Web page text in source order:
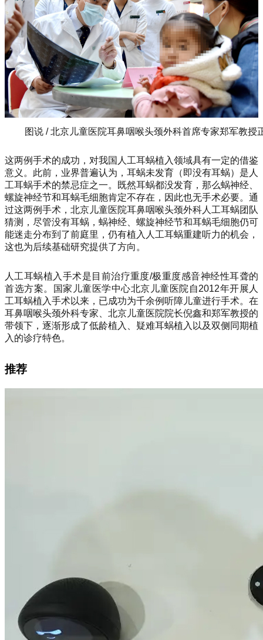
图说 / 北京儿童医院耳鼻咽喉头颈外科首席专家郑军教授
这两例手术的成功，对我国人工耳蜗植入领域具有一定的借鉴
意义。此前，业界普遍认为，耳蜗未发育（即没有耳蜗）是人
工耳蜗手术的禁忌症之一。既然耳蜗都没发育，那么蜗神经、
螺旋神经节和耳蜗毛细胞肯定不存在，因此也无手术必要。通
过这两例手术，北京儿童医院耳鼻咽喉头颈外科人工耳蜗团队
猜测，尽管没有耳蜗，蜗神经、螺旋神经节和耳蜗毛细胞仍可
能迷走分布到了前庭里，仍有植入人工耳蜗重建听力的机会，
这也为后续基础研究提供了方向。
人工耳蜗植入手术是目前治疗重度/极重度感音神经性耳聋的
首选方案。国家儿童医学中心北京儿童医院自2012年开展人
工耳蜗植入手术以来，已成功为千余例听障儿童进行手术。在
耳鼻咽喉头颈外科专家、北京儿童医院院长倪鑫和郑军教授的
带领下，逐渐形成了低龄植入、疑难耳蜗植入以及双侧同期植
入的诊疗特色。
推荐